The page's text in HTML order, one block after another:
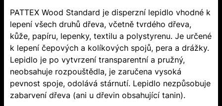
PATTEX Wood Standard je disperzní lepidlo vhodné k
lepení všech druhů dřeva, včetně tvrdého dřeva,
kůže, papíru, lepenky, textilu a polystyrenu. Je určené
k lepení čepových a kolíkových spojů, pera a drážky.
Lepidlo je po vytvrzení transparentní a pružný,
neobsahuje rozpouštědla, je zaručena vysoká
pevnost spoje, odolává stárnutí. Lepidlo nezpůsobuje
zabarvení dřeva (ani u dřevin obsahující tanin).